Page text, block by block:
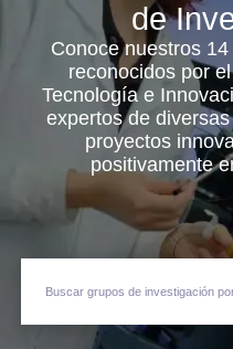
de
Conoce nuestros
reconocidos por
Tecnología e
expertos de
proyectos
positivamente